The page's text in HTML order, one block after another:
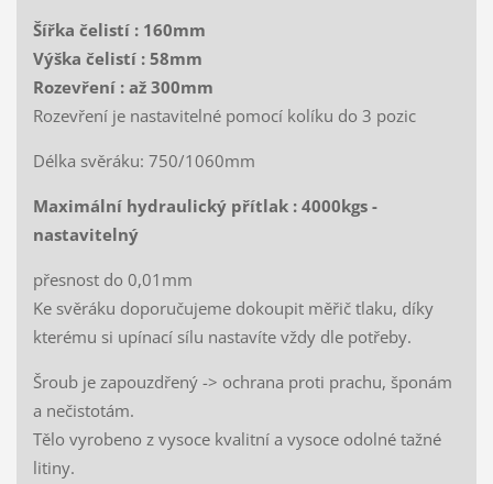
Šířka čelistí : 160mm
Výška čelistí : 58mm
Rozevření : až 300mm
Rozevření je nastavitelné pomocí kolíku do 3 pozic
Délka svěráku: 750/1060mm
Maximální hydraulický přítlak : 4000kgs -
nastavitelný
přesnost do 0,01mm
Ke svěráku doporučujeme dokoupit měřič tlaku, díky
kterému si upínací sílu nastavíte vždy dle potřeby.
Šroub je zapouzdřený -> ochrana proti prachu, šponám
a nečistotám.
Tělo vyrobeno z vysoce kvalitní a vysoce odolné tažné
litiny.